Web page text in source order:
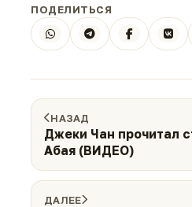
ПОДЕЛИТЬСЯ
НАЗАД
Джеки Чан прочитал
Абая (ВИДЕО)
ДАЛЕЕ